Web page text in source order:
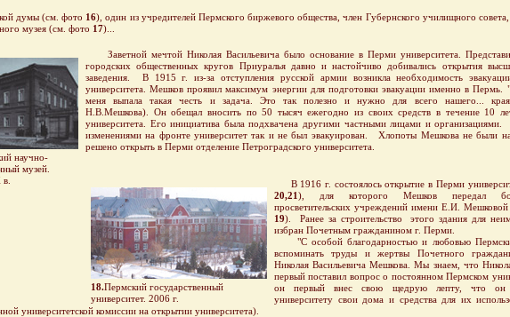
думы (см. фото 16), один из учредителей Пермского биржевого общества, член Губернского училищного
музея (см. фото 17)...
научно-
музей.
Заветной мечтой Николая Васильевича было основание в Перми университета.
городских общественных кругов Приуралья давно и настойчиво добивались открытия
заведения. В 1915 г. из-за отступления русской армии возникла необходимость
университета. Мешков проявил максимум энергии для подготовки эвакуации именно в Пермь.
меня выпала такая честь и задача. Это так полезно и нужно для всего нашего...
Н.В.Мешкова). Он обещал вносить по 50 тысяч ежегодно из своих средств в течение 10
университета. Его инициатива была подхвачена другими частными лицами и
изменениями на фронте университет так и не был эвакуирован. Хлопоты Мешкова не были
решено открыть в Перми отделение Петроградского университета.
18.Пермский государственный
университет. 2006 г.
В 1916 г. состоялось открытие в Перми
20,21), для которого Мешков передал
просветительских учреждений имени Е.И.
19). Ранее за строительство этого здания для
избран Почетным гражданином г. Перми.
"С особой благодарностью и любовью
вспоминать труды и жертвы Почетного
Николая Васильевича Мешкова. Мы знаем, что
первый поставил вопрос о постоянном Пермском
он первый внес свою щедрую лепту, что он
университету свои дома и средства для их
университетской комиссии на открытии университета).